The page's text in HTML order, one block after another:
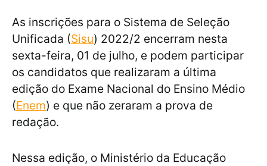
As inscrições para o Sistema de Seleção
Unificada (Sisu) 2022/2 encerram nesta
sexta-feira, 01 de julho, e podem participar
os candidatos que realizaram a última
edição do Exame Nacional do Ensino Médio
(Enem) e que não zeraram a prova de
redação.
Nessa edição, o Ministério da Educação